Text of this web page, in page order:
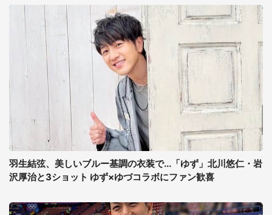
羽生結弦、美しいブルー基調の衣装で...「ゆず」北川悠仁・岩
沢厚治と3ショット ゆず×ゆづコラボにファン歓喜